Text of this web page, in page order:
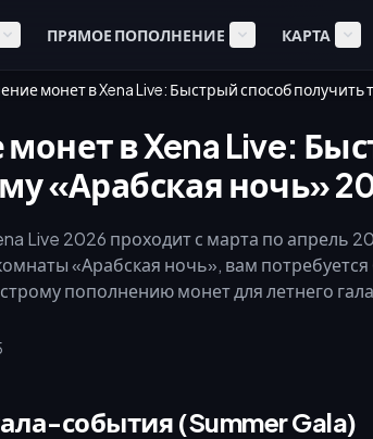
ПРЯМОЕ ПОПОЛНЕНИЕ КАРТА
монет в Xena Live: Быстрый способ получить
в Xena Live:
«Арабская ночь»
Live 2026 проходит с марта по апрель
«Арабская ночь», вам
пополнению монет для летнего
5x за первое пополнение и
до окончания события.
события (Summer Gala)